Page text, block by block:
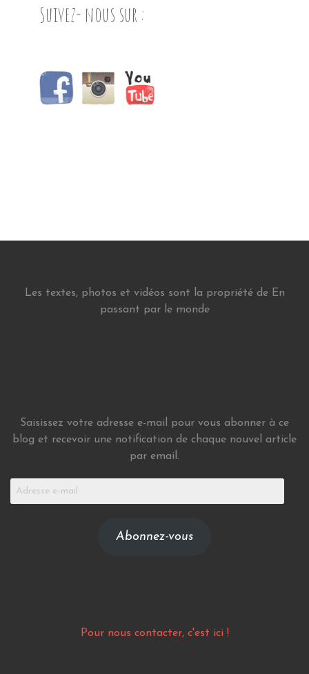
Suivez- nous sur :
Les textes, photos et vidéos sont la propriété de En
passant par le monde
Saisissez votre adresse e-mail pour vous abonner à ce
blog et recevoir une notification de chaque nouvel article
par email.
Adresse
Abonnez-vous
Pour nous contacter, c'est ici !